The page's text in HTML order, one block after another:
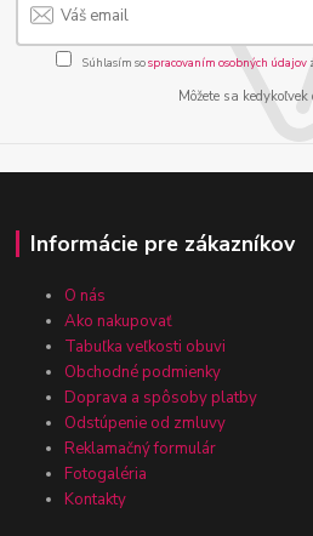
Súhlasím sospracovaním osobných údajov
Môžete sa
Informácie pre zákazníkov
O nás
Ako nakupovať
Tabuľka veľkosti obuvi
Obchodné podmienky
Doprava a spôsoby platby
Odstúpenie od zmluvy
Reklamačný formulár
Fotogaléria
Kontakty